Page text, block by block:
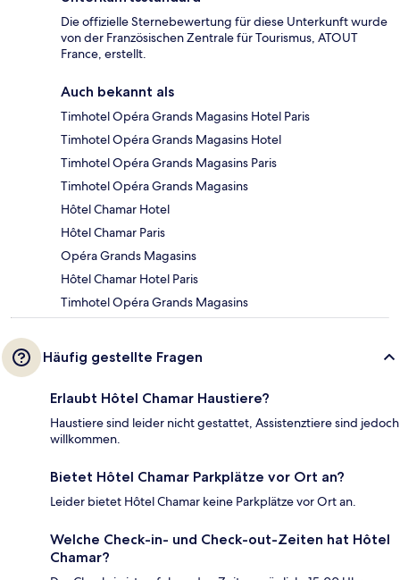
Die offizielle Sternebewertung für diese Unterkunft wurde
von der Französischen Zentrale für Tourismus, ATOUT
France, erstellt.
Auch bekannt als
Timhotel Opéra Grands Magasins Hotel Paris
Timhotel Opéra Grands Magasins Hotel
Timhotel Opéra Grands Magasins Paris
Timhotel Opéra Grands Magasins
Hôtel Chamar Hotel
Hôtel Chamar Paris
Opéra Grands Magasins
Hôtel Chamar Hotel Paris
Timhotel Opéra Grands Magasins
Häufig gestellte Fragen
Erlaubt Hôtel Chamar Haustiere?
Haustiere sind leider nicht gestattet, Assistenztiere sind jedoch
willkommen.
Bietet Hôtel Chamar Parkplätze vor Ort an?
Leider bietet Hôtel Chamar keine Parkplätze vor Ort an.
Welche Check-in- und Check-out-Zeiten hat Hôtel
Chamar?